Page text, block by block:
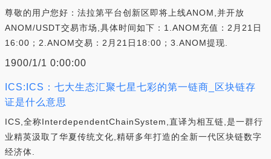
尊敬的用户您好：法拉第平台创新区即将上线ANOM,并开放
ANOM/USDT交易市场,具体时间如下：1.ANOM充值：2月21日
16:00；2.ANOM交易：2月21日18:00；3.ANOM提现.
1900/1/1 0:00:00
ICS:ICS：七大生态汇聚七星七彩的第一链商_区块链存
证是什么意思
ICS,全称InterdependentChainSystem,直译为相互链,是一群行
业精英汲取了华夏传统文化,精研多年打造的全新一代区块链数字
经济体.